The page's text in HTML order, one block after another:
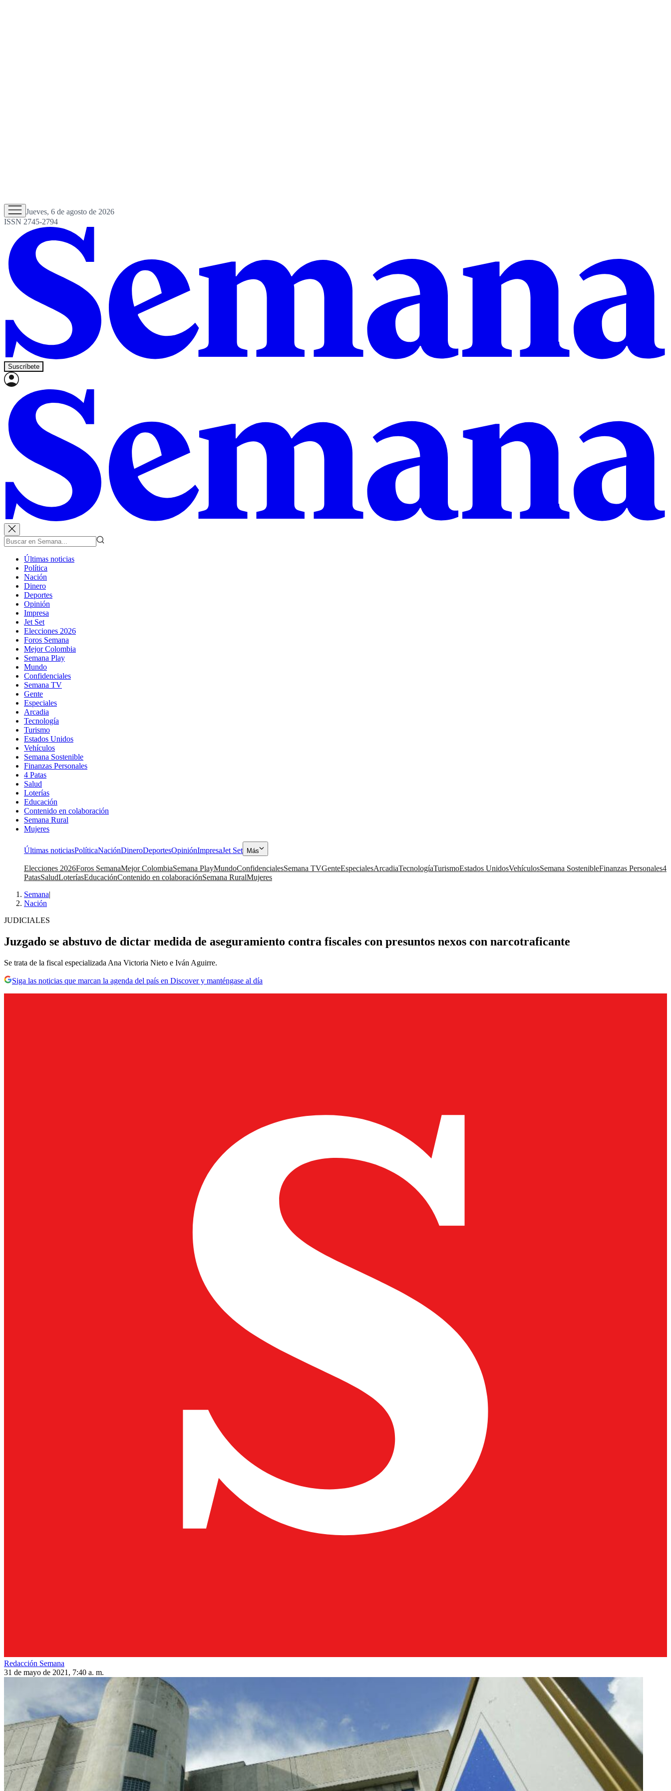
Jueves, 6 de agosto de 2026
ISSN 2745-2794
Suscríbete
Últimas noticias
Política
Nación
Dinero
Deportes
Opinión
Impresa
Jet Set
Elecciones 2026
Foros Semana
Mejor Colombia
Semana Play
Mundo
Confidenciales
Semana TV
Gente
Especiales
Arcadia
Tecnología
Turismo
Estados Unidos
Vehículos
Semana Sostenible
Finanzas Personales
4 Patas
Salud
Loterías
Educación
Contenido en colaboración
Semana Rural
Mujeres
Últimas noticiasPolíticaNaciónDineroDeportesOpiniónImpresaJet Set Más
Elecciones 2026Foros SemanaMejor ColombiaSemana PlayMundoConfidencialesSemana TVGenteEspecialesArcadiaTecnologíaTurismoEstados UnidosVehículosSemana SostenibleFinanzas Personales4
PatasSaludLoteríasEducaciónContenido en colaboraciónSemana RuralMujeres
Semana|
Nación
JUDICIALES
Juzgado se abstuvo de dictar medida de aseguramiento contra fiscales con presuntos nexos con narcotraficante
Se trata de la fiscal especializada Ana Victoria Nieto e Iván Aguirre.
Siga las noticias que marcan la agenda del país en Discover y manténgase al día
Redacción Semana
31 de mayo de 2021, 7:40 a. m.